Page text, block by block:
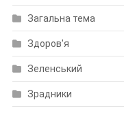
Загальна тема
Здоров'я
Зеленський
Зрадники